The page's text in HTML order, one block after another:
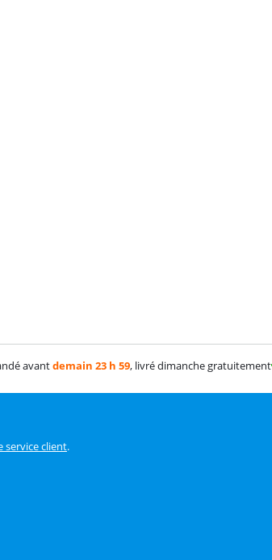
avantdemain 23 h 59, livré dimanche gratuitement
service client.